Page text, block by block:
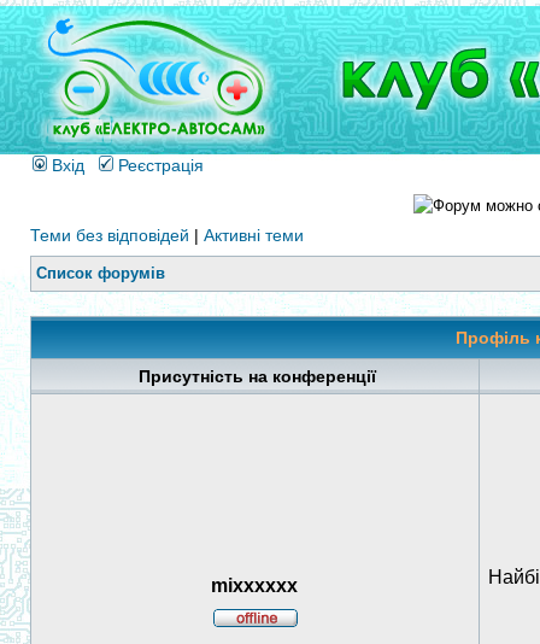
Вхід Реєстрація
Теми без відповідей | Активні теми
Список форумів
Профіль
Присутність на конференції
mixxxxxx